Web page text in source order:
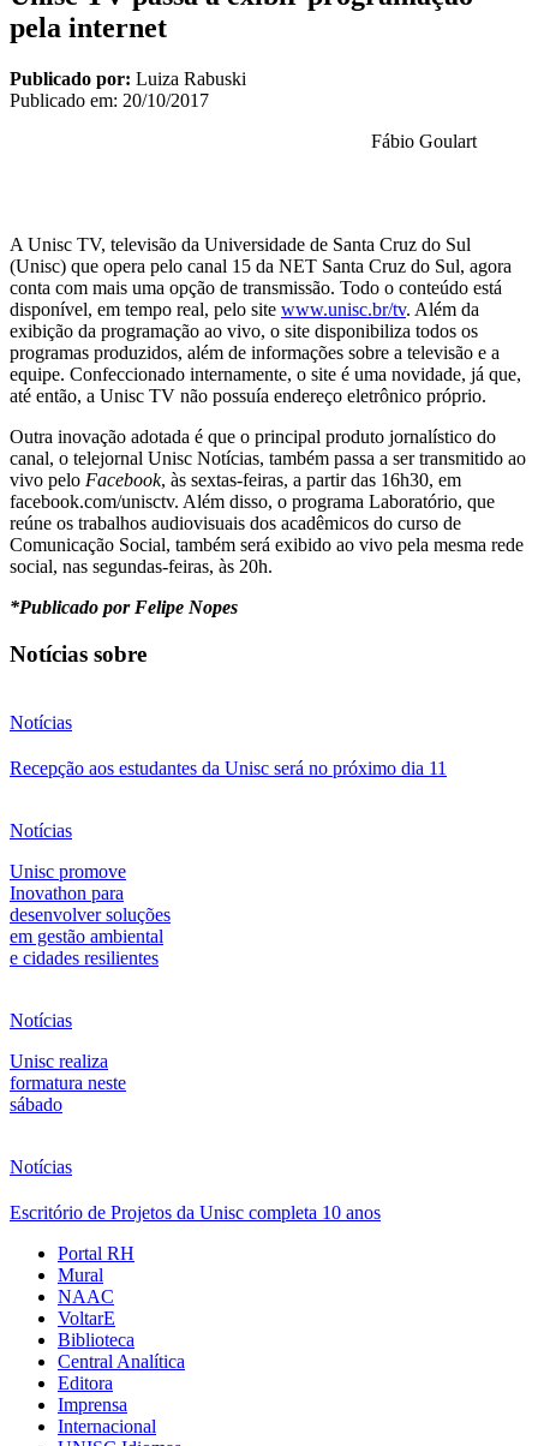
pela internet
Publicado por: Luiza Rabuski
Publicado em: 20/10/2017
Fábio Goulart
A Unisc TV, televisão da Universidade de Santa Cruz do Sul
(Unisc) que opera pelo canal 15 da NET Santa Cruz do Sul, agora
conta com mais uma opção de transmissão. Todo o conteúdo está
disponível, em tempo real, pelo site www.unisc.br/tv. Além da
exibição da programação ao vivo, o site disponibiliza todos os
programas produzidos, além de informações sobre a televisão e a
equipe. Confeccionado internamente, o site é uma novidade, já que,
até então, a Unisc TV não possuía endereço eletrônico próprio.
Outra inovação adotada é que o principal produto jornalístico do
canal, o telejornal Unisc Notícias, também passa a ser transmitido ao
vivo pelo Facebook, às sextas-feiras, a partir das 16h30, em
facebook.com/unisctv. Além disso, o programa Laboratório, que
reúne os trabalhos audiovisuais dos acadêmicos do curso de
Comunicação Social, também será exibido ao vivo pela mesma rede
social, nas segundas-feiras, às 20h.
*Publicado por Felipe Nopes
Notícias sobre
Notícias
Recepção aos estudantes da Unisc será no próximo dia 11
Notícias
Unisc promove
Inovathon para
desenvolver soluções
em gestão ambiental
e cidades resilientes
Notícias
Unisc realiza
formatura neste
sábado
Notícias
Escritório de Projetos da Unisc completa 10 anos
Portal RH
Mural
NAAC
VoltarE
Biblioteca
Central Analítica
Editora
Imprensa
Internacional